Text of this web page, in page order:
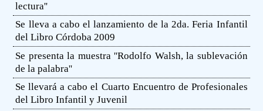
lectura''
Se lleva a cabo el lanzamiento de la 2da. Feria Infantil
del Libro Córdoba 2009
Se presenta la muestra ''Rodolfo Walsh, la sublevación
de la palabra''
Se llevará a cabo el Cuarto Encuentro de Profesionales
del Libro Infantil y Juvenil